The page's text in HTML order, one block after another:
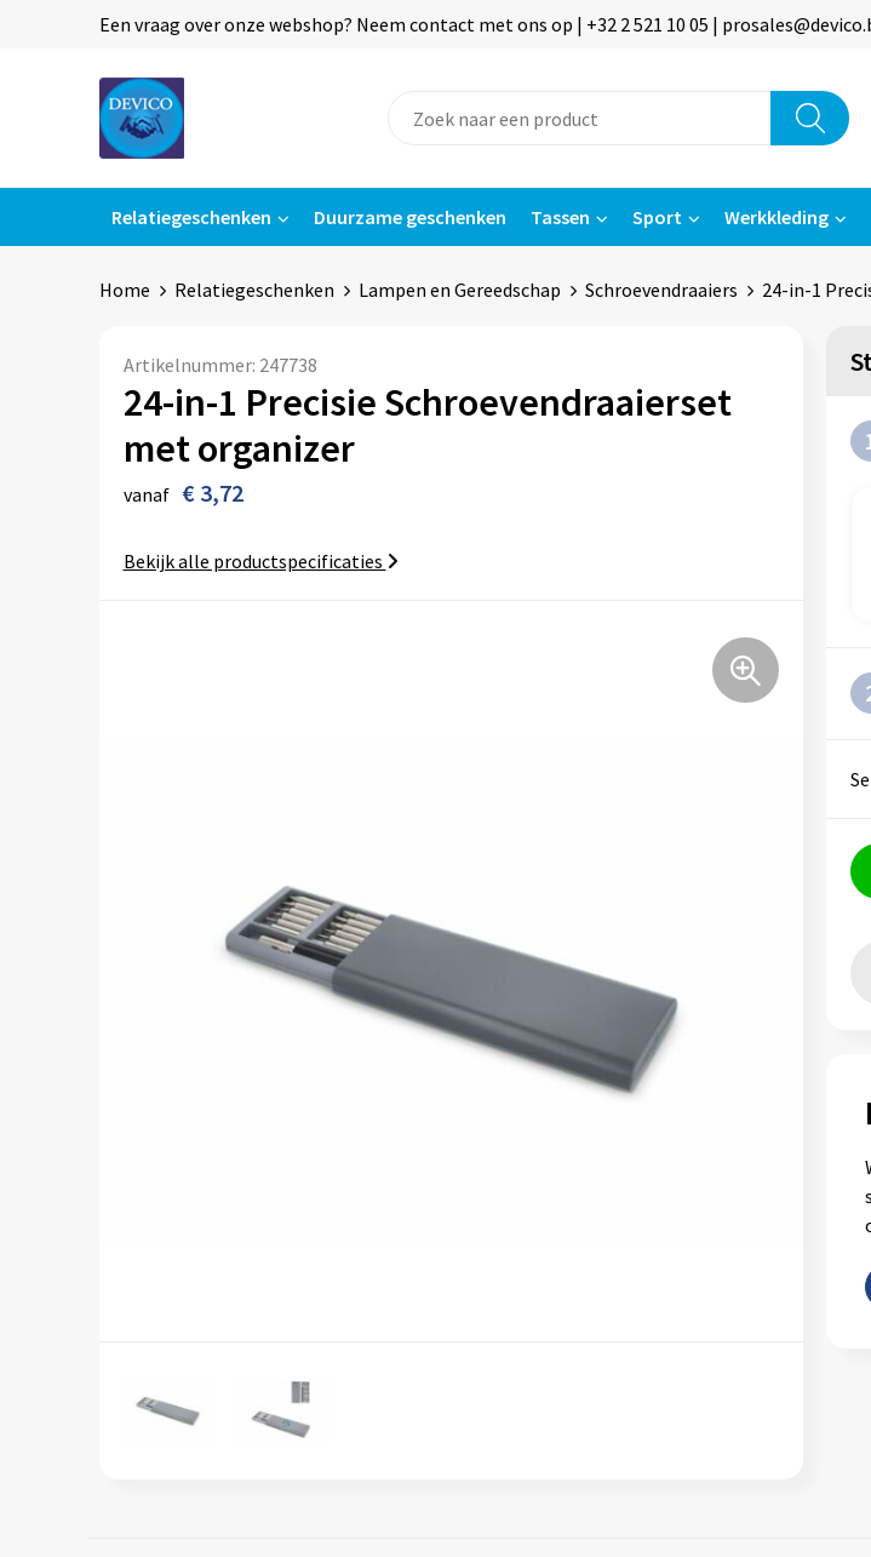
Een vraag over onze webshop? Neem contact met ons op | +32 2 521 10 05 |
Relatiegeschenken Duurzame geschenken Tassen Sport Werkkleding
Home Relatiegeschenken Lampen en Gereedschap Schroevendraaiers 24-in-1
Artikelnummer: 247738
24-in-1 Precisie Schroevendraaierset
met organizer
vanaf € 3,72
Bekijk alle productspecificaties